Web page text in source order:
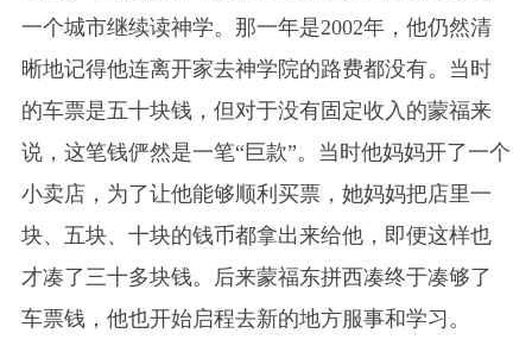
一个城市继续读神学。那一年是2002年，他仍然清
晰地记得他连离开家去神学院的路费都没有。当时
的车票是五十块钱，但对于没有固定收入的蒙福来
说，这笔钱俨然是一笔“巨款”。当时他妈妈开了一个
小卖店，为了让他能够顺利买票，她妈妈把店里一
块、五块、十块的钱币都拿出来给他，即便这样也
才凑了三十多块钱。后来蒙福东拼西凑终于凑够了
车票钱，他也开始启程去新的地方服事和学习。